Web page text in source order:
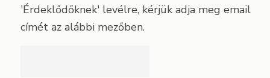
'Érdeklődőknek' levélre, kérjük adja meg email
címét az alábbi mezőben.